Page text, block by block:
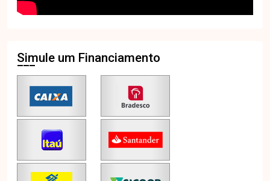
Simule um Financiamento